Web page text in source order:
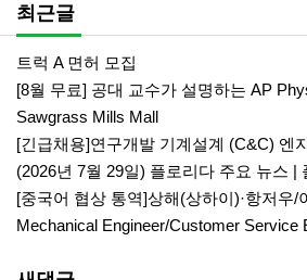
최근글
트럭 A 면허 모집
Sawgrass Mills Mall
[긴급채용]연구개발 기계설계 (C&C) 엔